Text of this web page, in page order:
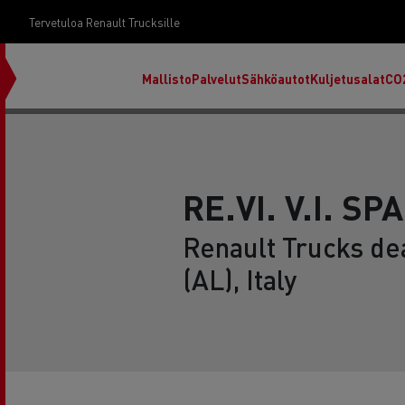
Tervetuloa Renault Trucksille
MallistoPalvelutSähköautotKuljetusalat
RE.VI. V.I.
Renault Trucks
(AL), Italy